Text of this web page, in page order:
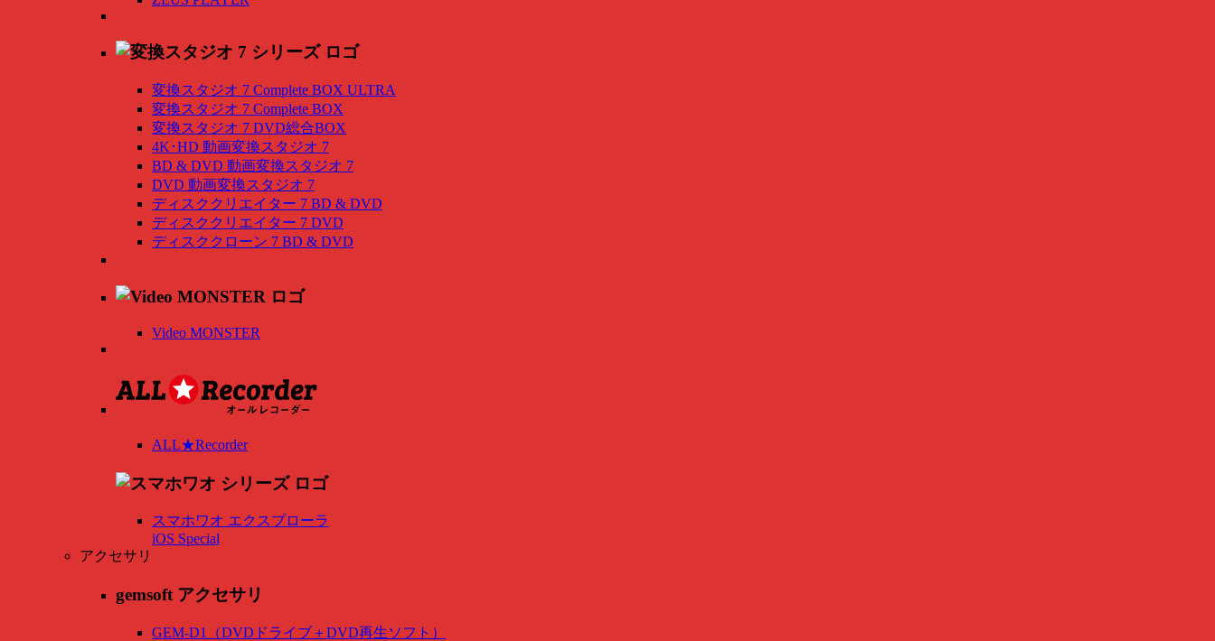
変換スタジオ 7 Complete BOX ULTRA
変換スタジオ 7 Complete BOX
変換スタジオ 7 DVD総合BOX
4K･HD 動画変換スタジオ 7
BD & DVD 動画変換スタジオ 7
DVD 動画変換スタジオ 7
ディスククリエイター 7 BD & DVD
ディスククリエイター 7 DVD
ディスククローン 7 BD & DVD
Video MONSTER
ALL★Recorder
スマホワオ エクスプローラ
iOS Special
アクセサリ
gemsoft アクセサリ
GEM-D1（DVDドライブ＋DVD再生ソフト）